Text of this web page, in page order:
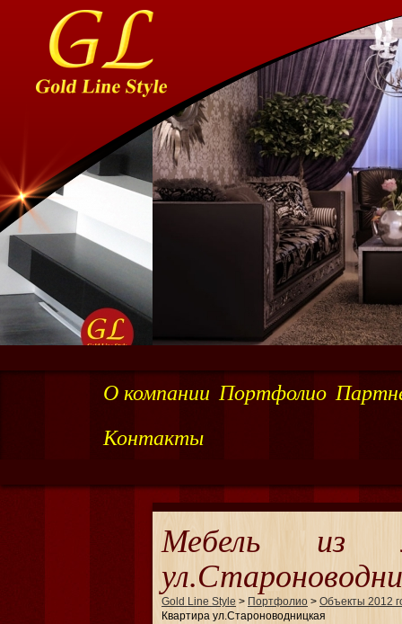
О компании Портфолио
Контакты
Мебель из
Gold Line Style > Портфолио > Объекты 2012
Квартира ул.Староноводницкая